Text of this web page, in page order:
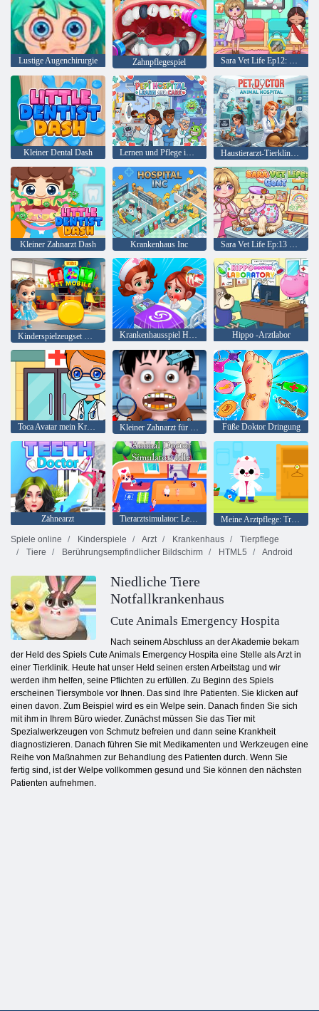
Lustige Augenchirurgie Zahnpflegespiel Sara Vet Life Ep12: Chamäleon
Kleiner Dental Dash Lernen und Pflege im Pepi-Krankenhaus Haustierarzt-Tierklinik-Abenteuer
Kleiner Zahnarzt Dash Krankenhaus Inc Sara Vet Life Ep:13 Ziege
Krankenhausspiel Happy Clinic Hippo -Arztlabor
Toca Avatar mein Krankenhaus Kleiner Zahnarzt für Kinder 2 Füße Doktor Dringung
Zähnearzt Tierarztsimulator: Leerlauf
Meine Arztpflege: Traumkrankenhaus
Spiele online
Kinderspiele Arzt Krankenhaus
Tierpflege
Tiere
Berührungsempfindlicher Bildschirm HTML5 Android
Niedliche Tiere
Notfallkrankenhaus
Cute Animals Emergency Hospita
Nach seinem Abschluss an der Akademie bekam
der Held des Spiels Cute Animals Emergency Hospita eine Stelle als Arzt in
einer Tierklinik. Heute hat unser Held seinen ersten Arbeitstag und wir
werden ihm helfen, seine Pflichten zu erfüllen. Zu Beginn des Spiels
erscheinen Tiersymbole vor Ihnen. Das sind Ihre Patienten. Sie klicken auf
einen davon. Zum Beispiel wird es ein Welpe sein. Danach finden Sie sich
mit ihm in Ihrem Büro wieder. Zunächst müssen Sie das Tier mit
Spezialwerkzeugen von Schmutz befreien und dann seine Krankheit
diagnostizieren. Danach führen Sie mit Medikamenten und Werkzeugen eine
Reihe von Maßnahmen zur Behandlung des Patienten durch. Wenn Sie
fertig sind, ist der Welpe vollkommen gesund und Sie können den nächsten
Patienten aufnehmen.